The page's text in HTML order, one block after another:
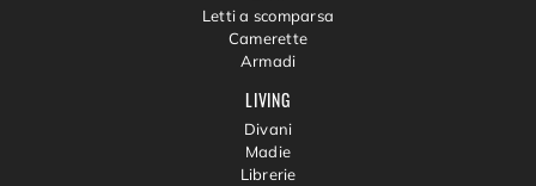
LIVING
Divani
Madie
Librerie
Letti a scomparsa
Camerette
Armadi